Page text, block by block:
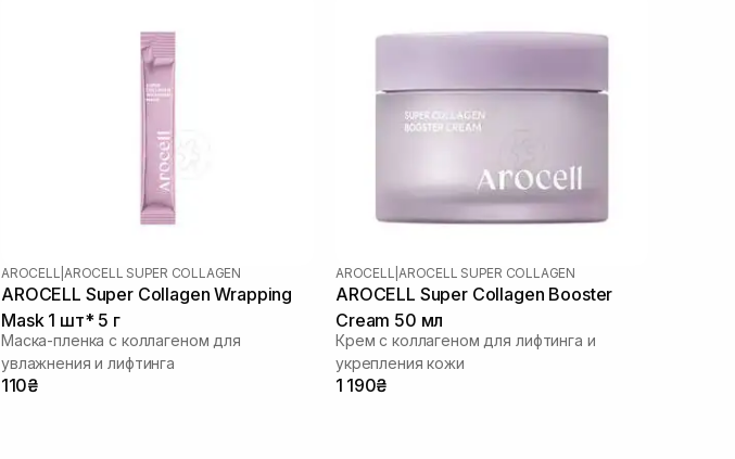
AROCELL AROCELL SUPER COLLAGEN
AROCELL Super Collagen Wrapping
Mask 1 шт* 5 г
Маска-пленка с коллагеном для
увлажнения и лифтинга
110₴
AROCELL AROCELL SUPER COLLAGEN
AROCELL Super Collagen Booster
Cream 50 мл
Крем с коллагеном для лифтинга и
укрепления кожи
1 190₴